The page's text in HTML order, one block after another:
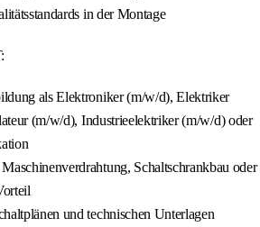
in der Montage
als Elektroniker (m/w/d), Elektriker
(m/w/d), Industrieelektriker (m/w/d) oder
Schaltschrankbau oder
und technischen Unterlagen